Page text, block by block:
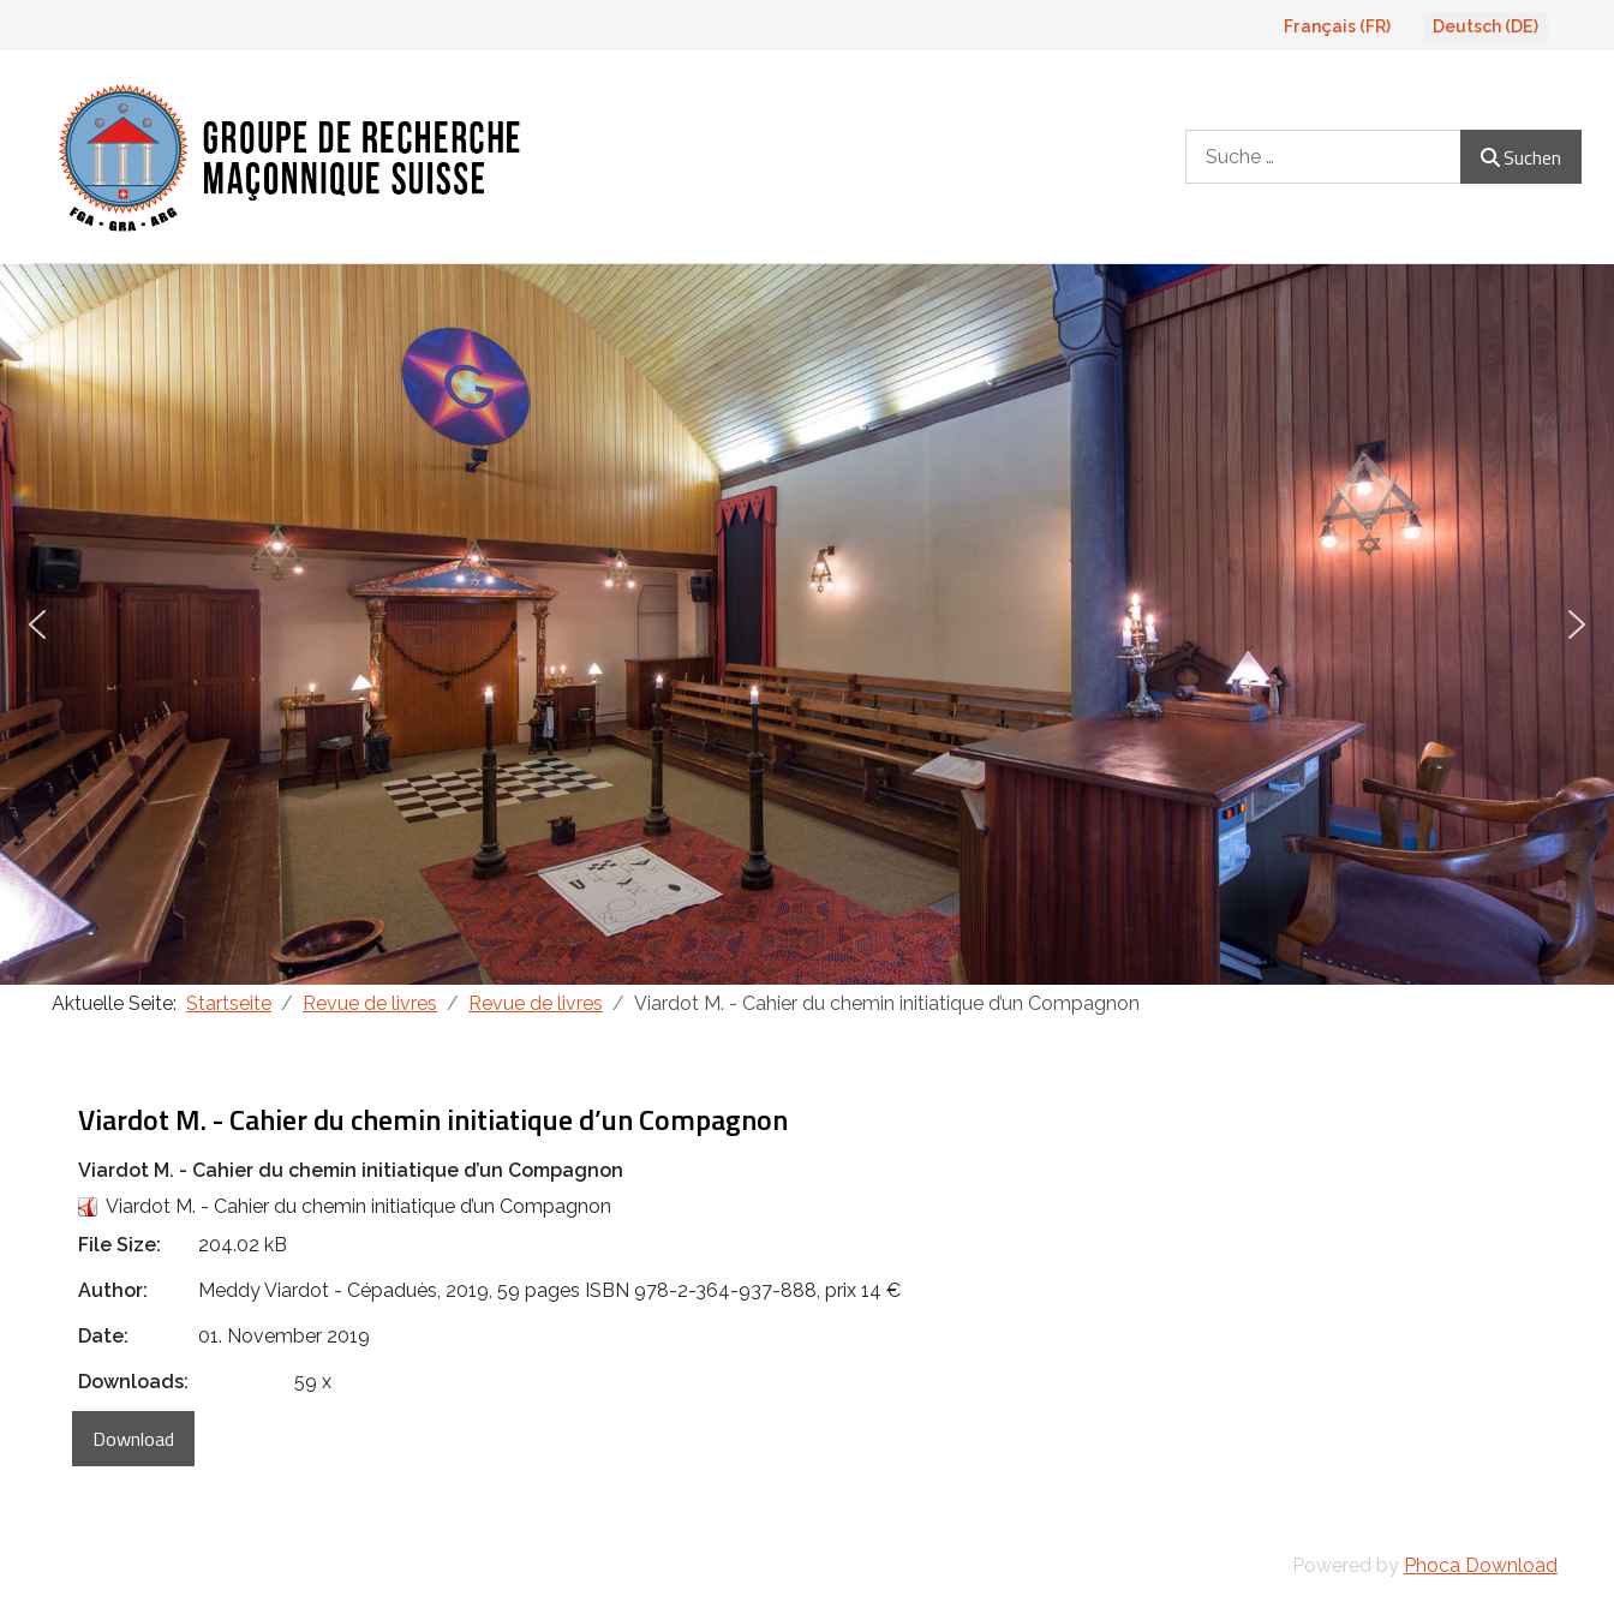
Sprache auswählen
Français (FR) Deutsch (DE)
Suchen
Aktuelle Seite: Startseite Revue de livres Revue de livres Viardot M. - Cahier du chemin initiatique d’un Compagnon
Viardot M. - Cahier du chemin initiatique d’un Compagnon
Viardot M. - Cahier du chemin initiatique d’un Compagnon
Viardot M. - Cahier du chemin initiatique d’un Compagnon
File Size:
204.02 kB
Author:
Meddy Viardot - Cépaduès, 2019, 59 pages ISBN 978-2-364-937-888, prix 14 €
Date:
01. November 2019
Downloads:
59 x
Powered by Phoca Download